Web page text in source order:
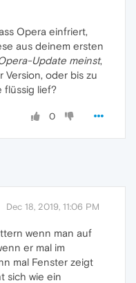
Opera einfriert,
aus deinem ersten
Update meinst,
oder bis zu
flüssig lief?
0
Dec 18, 2019, 11:06 PM
wenn man auf
er mal im
mal Fenster zeigt
sich wie ein